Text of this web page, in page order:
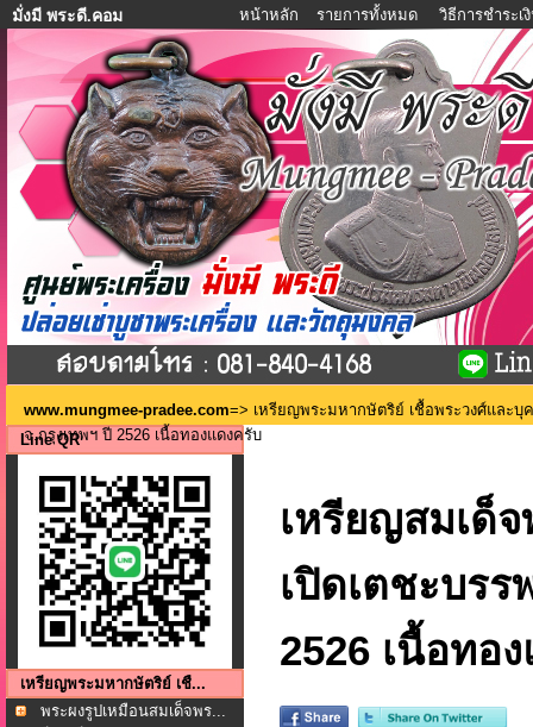
มั่งมี พระดี.คอม หน้าหลัก รายการทั้งหมด วิธีการชำระเ
www.mungmee-pradee.com=> เหรียญพระมหากษัตริย์ เชื้อพระวงศ์และ
จ.กรุงเทพฯ ปี 2526 เนื้อทองแดงครับ
Line QR
เหรียญพระมหากษัตริย์ เชื...
พระผงรูปเหมือนสมเด็จพร...
เหรียญสมเด็
เปิดเตชะบร
2526 เนื้อทอ